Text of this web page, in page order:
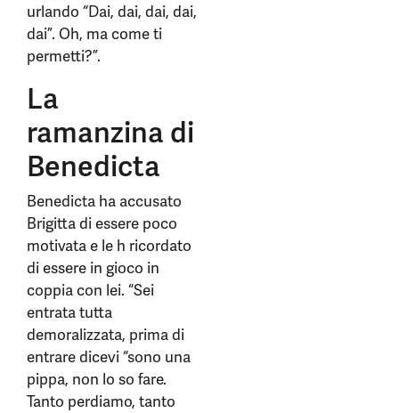
urlando “Dai, dai, dai, dai,
dai”. Oh, ma come ti
permetti?”.
La
ramanzina di
Benedicta
Benedicta ha accusato
Brigitta di essere poco
motivata e le h ricordato
di essere in gioco in
coppia con lei. “Sei
entrata tutta
demoralizzata, prima di
entrare dicevi “sono una
pippa, non lo so fare.
Tanto perdiamo, tanto